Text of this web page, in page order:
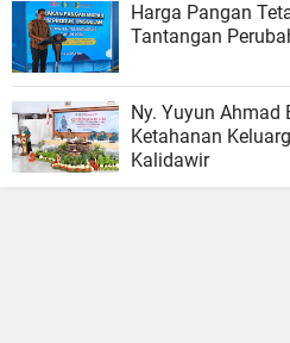
Harga Pangan
Tantangan
Ny. Yuyun Ahmad
Ketahanan
Kalidawir